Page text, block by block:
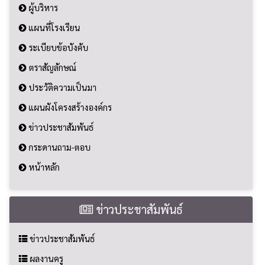
ผู้บริหาร
แผนที่โรงเรียน
ระเบียบข้อบังคับ
ตราสัญลักษณ์
ประวัติความเป็นมา
แผนผังโครงสร้างองค์กร
ข่าวประชาสัมพันธ์
กระดานถาม-ตอบ
หน้าหลัก
ข่าวประชาสัมพันธ์
ข่าวประชาสัมพันธ์
ผลงานครู